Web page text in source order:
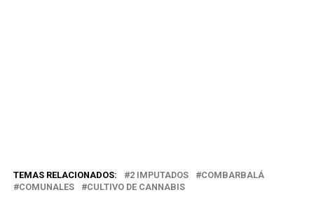
TEMAS RELACIONADOS: 2 IMPUTADOS
COMBARBALÁ
COMUNALES
CULTIVO DE CANNABIS